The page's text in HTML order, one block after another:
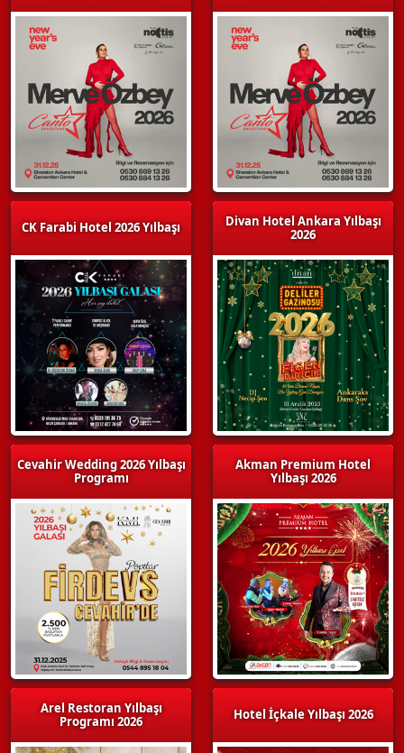
CK Farabi Hotel 2026 Yılbaşı
Cevahir Wedding 2026 Yılbaşı
Programı
Arel Restoran Yılbaşı
Programı 2026
Divan Hotel Ankara Yılbaşı
2026
Akman Premium Hotel
Yılbaşı 2026
Hotel İçkale Yılbaşı 2026